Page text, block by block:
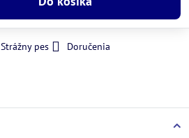
Strážny pes
Doručenia